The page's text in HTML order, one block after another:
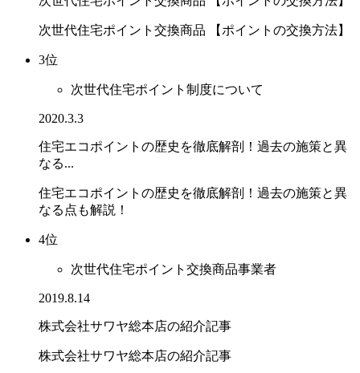
次世代住宅ポイント交換商品 【ポイントの交換方法】
3位
次世代住宅ポイント制度について
2020.3.3
住宅エコポイントの歴史を徹底解剖！過去の施策と異
なる...
住宅エコポイントの歴史を徹底解剖！過去の施策と異
なる点も解説！
4位
次世代住宅ポイント交換商品事業者
2019.8.14
株式会社サワヤ総本店の紹介記事
株式会社サワヤ総本店の紹介記事